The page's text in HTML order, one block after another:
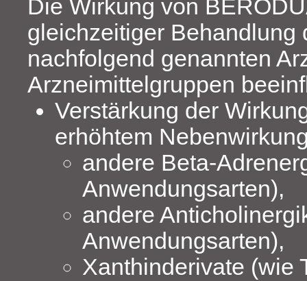
Die Wirkung von
gleichzeitiger Behandlung
nachfolgend genannten
Arzneimittelgruppen
Verstärkung der
erhöhtem
andere
Anwendungsarten),
andere
Anwendungsarten),
Xanthinderivate (wie